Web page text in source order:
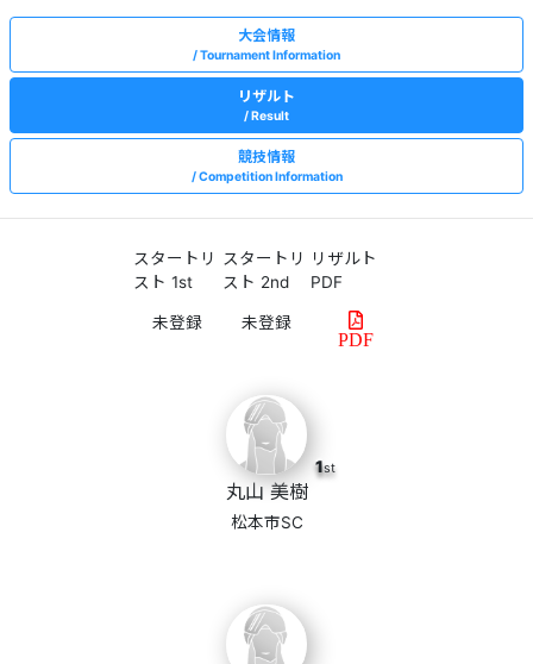
大会情報
Tournament Information
リザルト
Result
競技情報
Competition Information
スタートリ
スト 1st
スタートリ
スト 2nd
リザルト
PDF
PDF
1st
丸山 美樹
松本市SC